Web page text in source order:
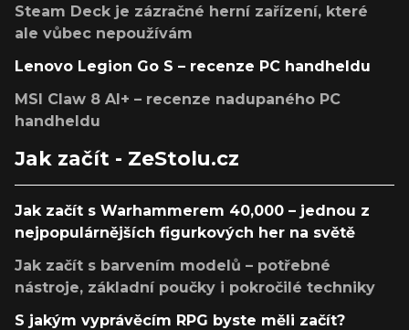
Steam Deck je zázračné herní zařízení, které
ale vůbec nepoužívám
Lenovo Legion Go S – recenze PC handheldu
MSI Claw 8 AI+ – recenze nadupaného PC
handheldu
Jak začít - ZeStolu.cz
Jak začít s Warhammerem 40,000 – jednou z
nejpopulárnějších figurkových her na světě
Jak začít s barvením modelů – potřebné
nástroje, základní poučky i pokročilé techniky
S jakým vyprávěcím RPG byste měli začít?